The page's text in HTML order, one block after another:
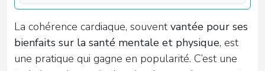
La cohérence cardiaque, souvent vantée pour ses
bienfaits sur la santé mentale et physique, est
une pratique qui gagne en popularité. C’est une